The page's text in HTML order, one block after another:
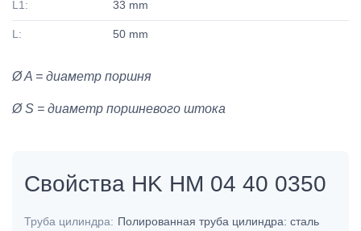
L1: 33 mm
L: 50 mm
Ø A = диаметр поршня
Ø S = диаметр поршневого штока
Свойства HK HM 04 40 0350
Труба цилиндра: Полированная труба цилиндра: сталь